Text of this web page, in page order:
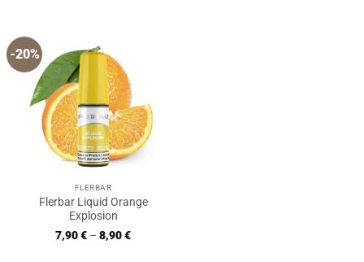
-20%
FLERBAR
Flerbar Liquid Orange
Explosion
7,90€ – 8,90€